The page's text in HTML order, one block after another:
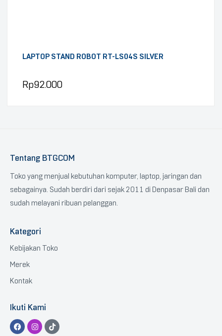
LAPTOP STAND ROBOT RT-LS04S SILVER
Rp92.000
Tentang BTGCOM
Toko yang menjual kebutuhan komputer, laptop, jaringan dan
sebagainya. Sudah berdiri dari sejak 2011 di Denpasar Bali dan
sudah melayani ribuan pelanggan.
Kategori
Kebijakan Toko
Merek
Kontak
Ikuti Kami